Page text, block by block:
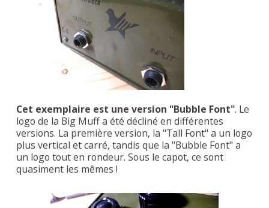
Cet exemplaire est une version "Bubble Font". Le
logo de la Big Muff a été décliné en différentes
versions. La première version, la "Tall Font" a un logo
plus vertical et carré, tandis que la "Bubble Font" a
un logo tout en rondeur. Sous le capot, ce sont
quasiment les mêmes !